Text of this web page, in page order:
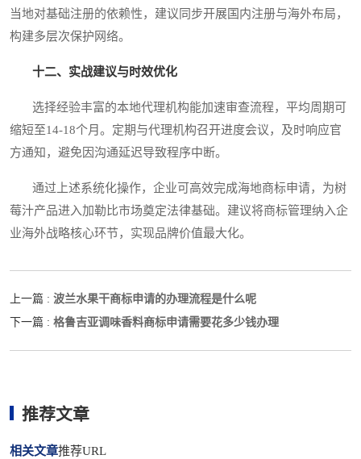
当地对基础注册的依赖性，建议同步开展国内注册与海外布局，
构建多层次保护网络。
十二、实战建议与时效优化
选择经验丰富的本地代理机构能加速审查流程，平均周期可
缩短至14-18个月。定期与代理机构召开进度会议，及时响应官
方通知，避免因沟通延迟导致程序中断。
通过上述系统化操作，企业可高效完成海地商标申请，为树
莓汁产品进入加勒比市场奠定法律基础。建议将商标管理纳入企
业海外战略核心环节，实现品牌价值最大化。
上一篇 : 波兰水果干商标申请的办理流程是什么呢
下一篇 : 格鲁吉亚调味香料商标申请需要花多少钱办理
推荐文章
相关文章推荐URL